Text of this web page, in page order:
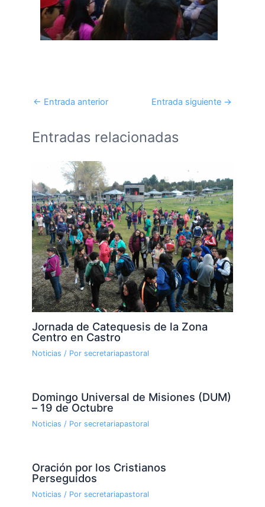
← Entrada anterior Entrada siguiente →
Entradas relacionadas
Jornada de Catequesis de la Zona
Centro en Castro
Noticias / Por secretariapastoral
Domingo Universal de Misiones (DUM)
– 19 de Octubre
Noticias / Por secretariapastoral
Oración por los Cristianos
Perseguidos
Noticias / Por secretariapastoral